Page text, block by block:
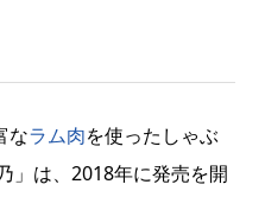
なラム肉を使ったしゃぶ
」は、2018年に発売を開